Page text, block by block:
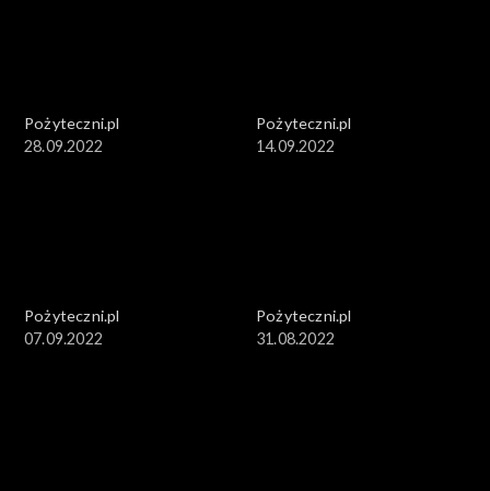
Pożyteczni.pl
28.09.2022
Pożyteczni.pl
14.09.2022
Pożyteczni.pl
07.09.2022
Pożyteczni.pl
31.08.2022